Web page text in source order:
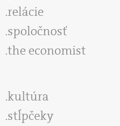
relácie
spoločnosť
the economist
kultúra
stĺpčeky